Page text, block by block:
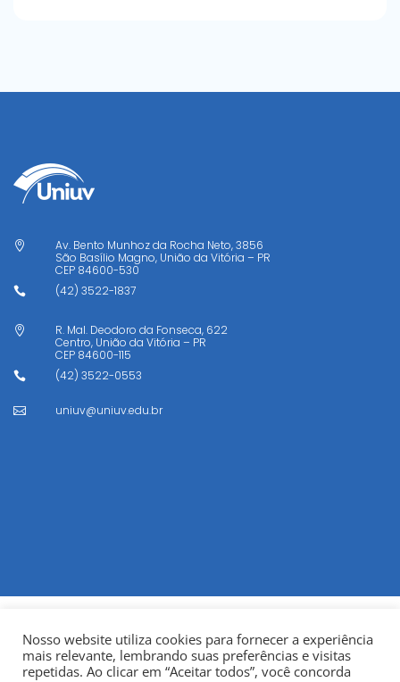

Av. Bento Munhoz da Rocha Neto, 3856
São Basílio Magno, União da Vitória – PR
CEP 84600-530
 (42) 3522-1837

R. Mal. Deodoro da Fonseca, 622
Centro, União da Vitória – PR
CEP 84600-115
 (42) 3522-0553
 uniuv@uniuv.edu.br
Nosso website utiliza cookies para fornecer a experiência
mais relevante, lembrando suas preferências e visitas
repetidas. Ao clicar em “Aceitar todos”, você concorda